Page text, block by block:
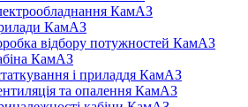
КамАЗ
КамАЗ
відбору потужностей КамАЗ
КамАЗ
і приладдя КамАЗ
та опалення КамАЗ